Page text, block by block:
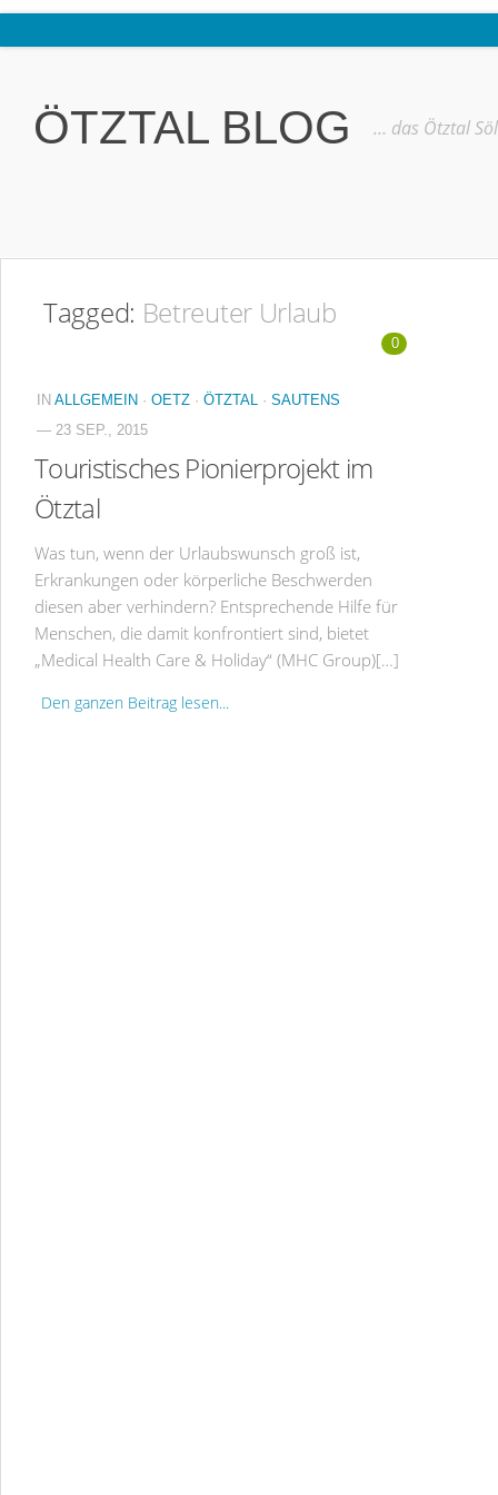
Ötztal
Interviews
Kostenloser Bustransfer ins Gletscherskigebiet von Sölden
Kontakt
Datenschutzerklärung
ÖTZTAL BLOG … das Ötztal
Tagged: Betreuter Urlaub
0
IN ALLGEMEIN · OETZ · ÖTZTAL · SAUTENS
— 23 SEP., 2015
Touristisches Pionierprojekt im
Ötztal
Was tun, wenn der Urlaubswunsch groß ist,
Erkrankungen oder körperliche Beschwerden
diesen aber verhindern? Entsprechende Hilfe für
Menschen, die damit konfrontiert sind, bietet
„Medical Health Care & Holiday“ (MHC Group)[…]
Den ganzen Beitrag lesen...